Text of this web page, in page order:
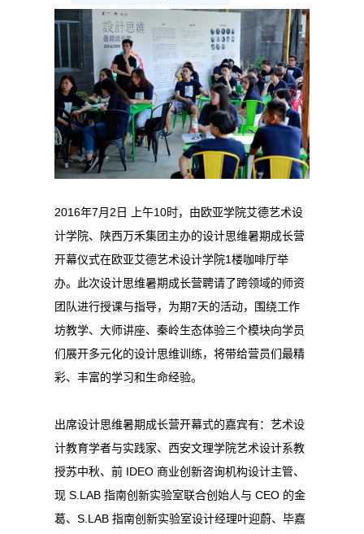
2016年7月2日 上午10时，由欧亚学院艾德艺术设
计学院、陕西万禾集团主办的设计思维暑期成长营
开幕仪式在欧亚艾德艺术设计学院1楼咖啡厅举
办。此次设计思维暑期成长营聘请了跨领域的师资
团队进行授课与指导，为期7天的活动，围绕工作
坊教学、大师讲座、秦岭生态体验三个模块向学员
们展开多元化的设计思维训练，将带给营员们最精
彩、丰富的学习和生命经验。
出席设计思维暑期成长营开幕式的嘉宾有：艺术设
计教育学者与实践家、西安文理学院艺术设计系教
授苏中秋、前 IDEO 商业创新咨询机构设计主管、
现 S.LAB 指南创新实验室联合创始人与 CEO 的金
葛、S.LAB 指南创新实验室设计经理叶迎蔚、毕嘉